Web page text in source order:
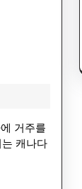
캐나다